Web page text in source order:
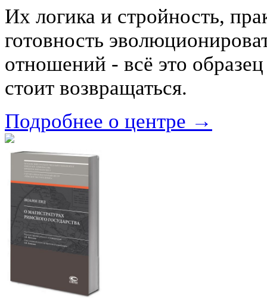
Их логика и стройность,
готовность
отношений - всё это
стоит возвращаться.
Подробнее о центре →